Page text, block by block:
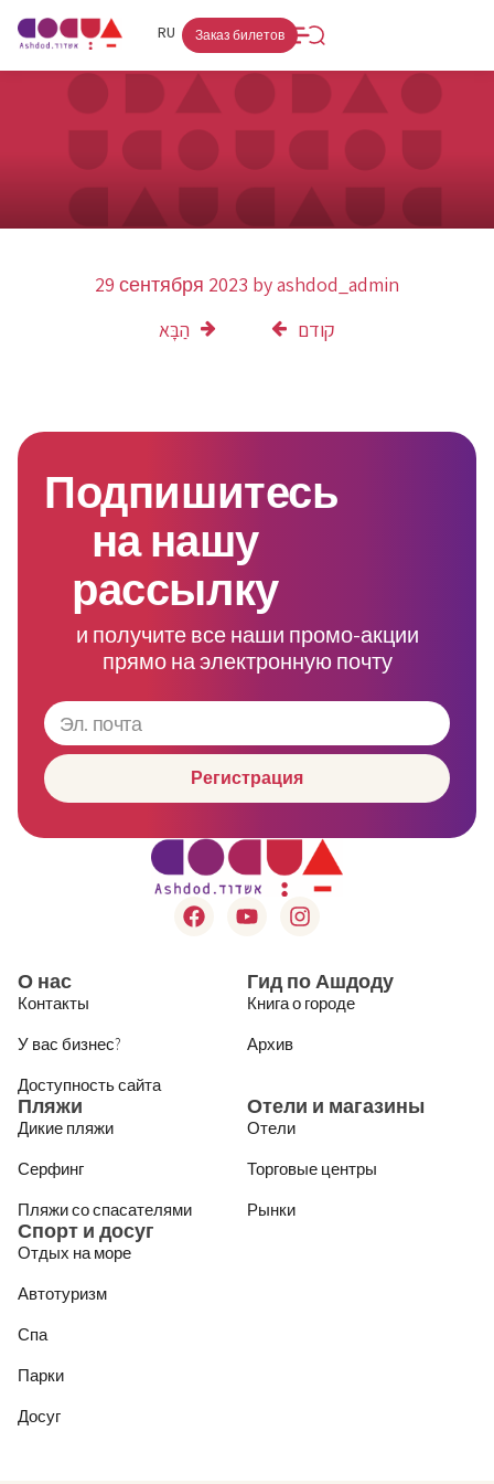
RU
HE
Заказ билетов
29 сентября 2023 byashdod_admin
קודם
הַבָּא
Подпишитесь
на нашу
рассылку
и получите все наши промо-акции
прямо на электронную почту
Регистрация
О нас
Контакты
У вас бизнес?
Доступность сайта
Гид по Ашдоду
Книга о городе
Архив
Пляжи
Дикие пляжи
Серфинг
Пляжи со спасателями
Отели и магазины
Отели
Торговые центры
Рынки
Спорт и досуг
Отдых на море
Автотуризм
Спа
Парки
Досуг